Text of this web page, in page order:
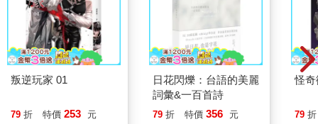
叛逆玩家 01
79 折 特價 253 元
日花閃爍：台語的美麗
詞彙&一百首詩
79 折 特價 356 元
怪
79 折